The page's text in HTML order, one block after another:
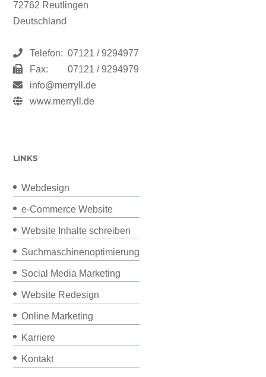
72762 Reutlingen
Deutschland
Telefon: 07121 / 9294977
Fax:
07121 / 9294979
info@merryll.de
www.merryll.de
LINKS
Webdesign
e-Commerce Website
Website Inhalte schreiben
Suchmaschinenoptimierung
Social Media Marketing
Website Redesign
Online Marketing
Karriere
Kontakt